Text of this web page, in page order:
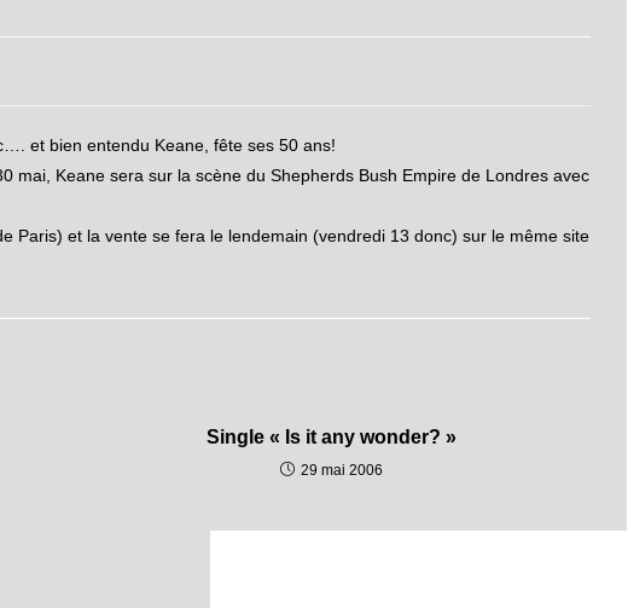
et bien entendu Keane, fête ses 50 ans!
mai, Keane sera sur la scène du Shepherds Bush Empire de Londres avec
Paris) et la vente se fera le lendemain (vendredi 13 donc) sur le même site
Single « Is it any wonder? »
29 mai 2006